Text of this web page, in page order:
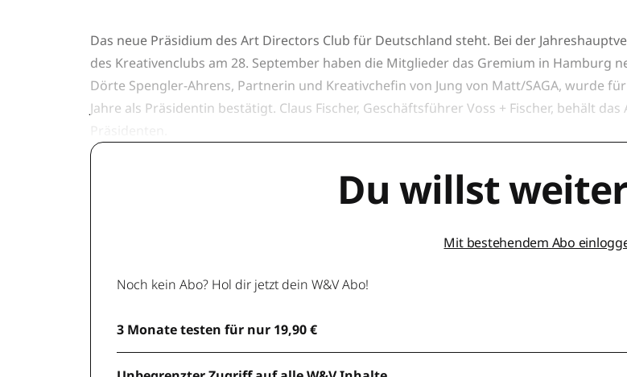
Das neue Präsidium des Art Directors Club für Deutschland steht. Bei der
des Kreativenclubs am 28. September haben die Mitglieder das Gremium in Hamburg
Dörte Spengler-Ahrens, Partnerin und Kreativchefin von Jung von Matt/SAGA, wurde
Jahre als Präsidentin bestätigt. Claus Fischer, Geschäftsführer Voss + Fischer, behält das
Du willst
Mit bestehendem Abo
Noch kein Abo? Hol dir jetzt dein W&V Abo!
3 Monate testen für nur 19,90 €